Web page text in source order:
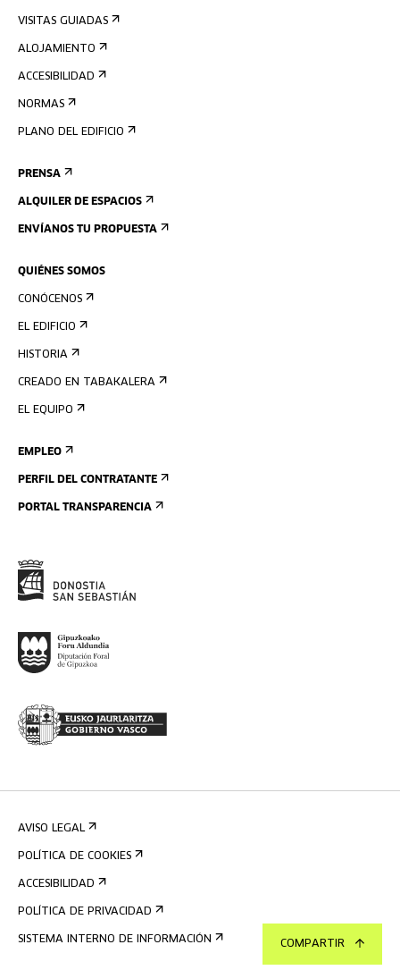
COMPARTIR
VISITAS GUIADAS
ALOJAMIENTO
ACCESIBILIDAD
NORMAS
PLANO DEL EDIFICIO
PRENSA
ALQUILER DE ESPACIOS
ENVÍANOS TU PROPUESTA
QUIÉNES SOMOS
CONÓCENOS
EL EDIFICIO
HISTORIA
CREADO EN TABAKALERA
EL EQUIPO
EMPLEO
PERFIL DEL CONTRATANTE
PORTAL TRANSPARENCIA
AVISO LEGAL
POLÍTICA DE COOKIES
ACCESIBILIDAD
POLÍTICA DE PRIVACIDAD
SISTEMA INTERNO DE INFORMACIÓN